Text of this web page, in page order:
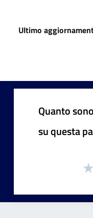
Ultimo
Quanto
su questa